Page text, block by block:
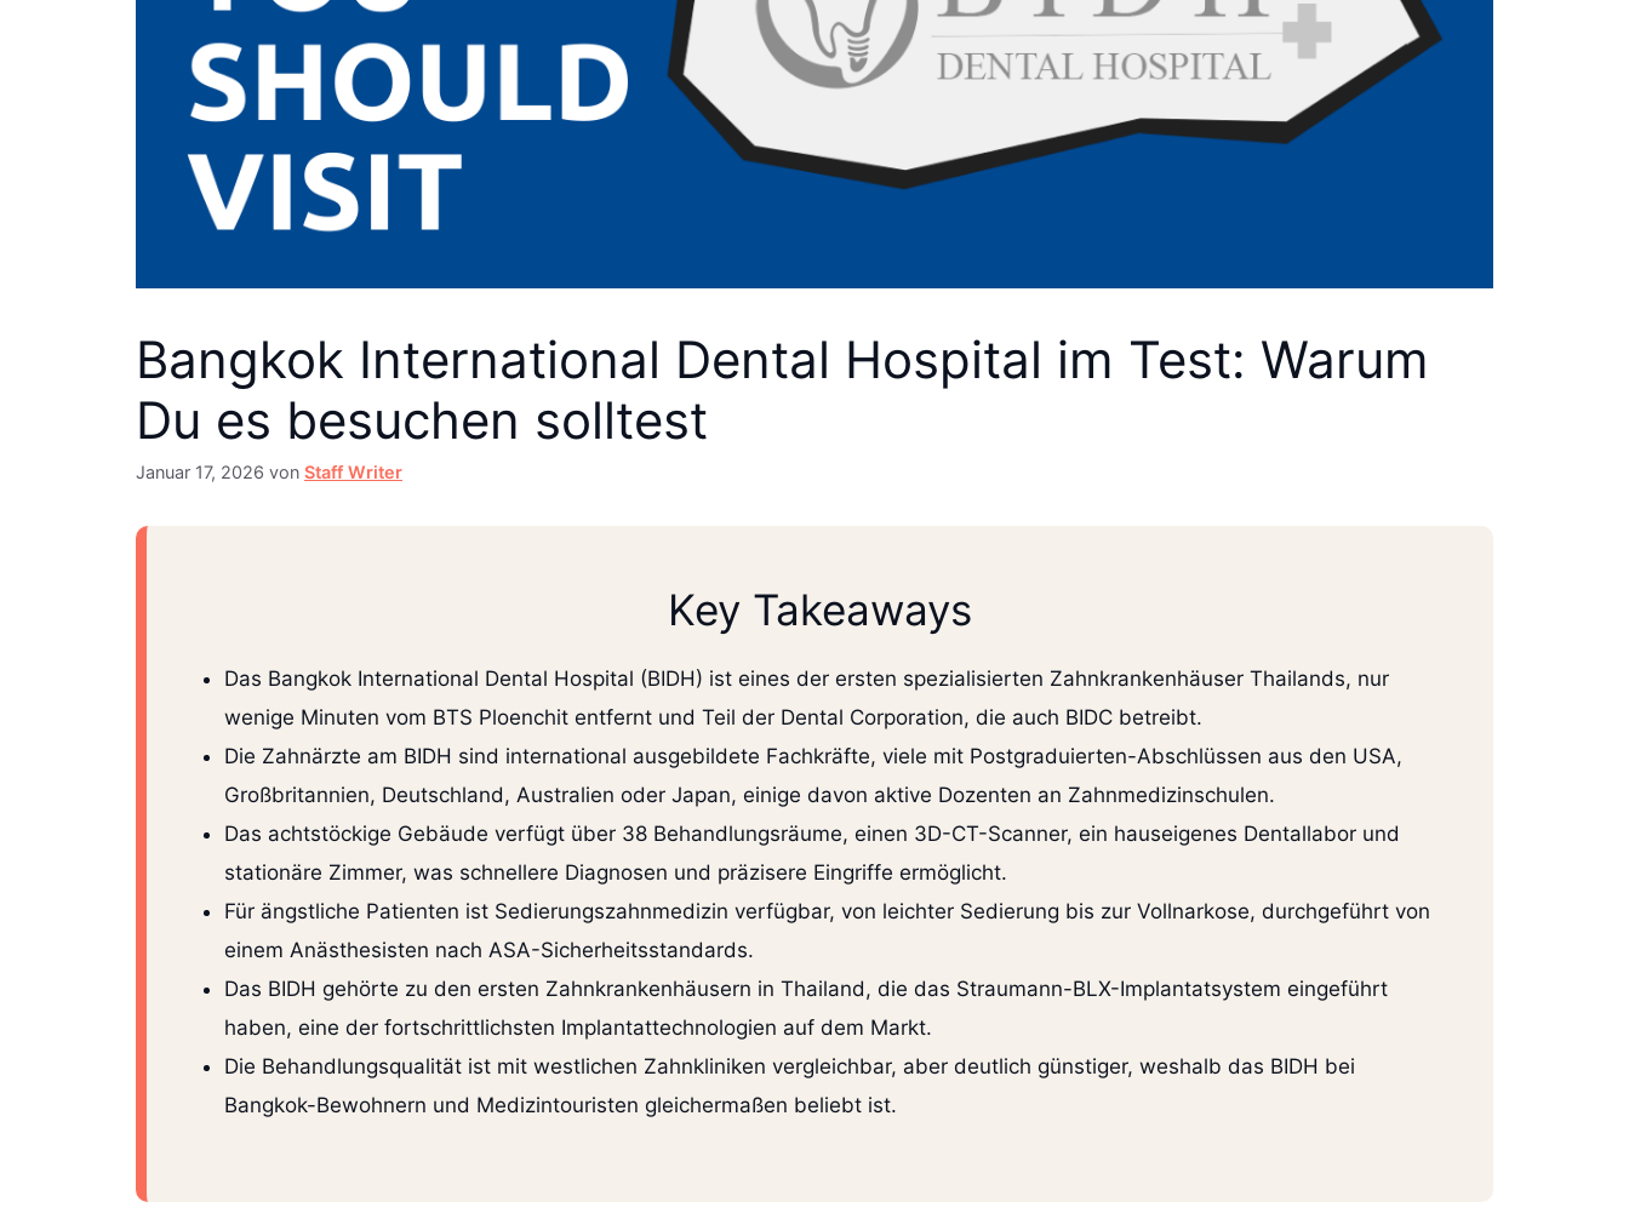
Bangkok International Dental Hospital im Test: Warum
Du es besuchen solltest
Januar 17, 2026 von Staff Writer
Key Takeaways
Das Bangkok International Dental Hospital (BIDH) ist eines der ersten spezialisierten Zahnkrankenhäuser Thailands, nur
wenige Minuten vom BTS Ploenchit entfernt und Teil der Dental Corporation, die auch BIDC betreibt.
Die Zahnärzte am BIDH sind international ausgebildete Fachkräfte, viele mit Postgraduierten-Abschlüssen aus den USA,
Großbritannien, Deutschland, Australien oder Japan, einige davon aktive Dozenten an Zahnmedizinschulen.
Das achtstöckige Gebäude verfügt über 38 Behandlungsräume, einen 3D-CT-Scanner, ein hauseigenes Dentallabor und
stationäre Zimmer, was schnellere Diagnosen und präzisere Eingriffe ermöglicht.
Für ängstliche Patienten ist Sedierungszahnmedizin verfügbar, von leichter Sedierung bis zur Vollnarkose, durchgeführt von
einem Anästhesisten nach ASA-Sicherheitsstandards.
Das BIDH gehörte zu den ersten Zahnkrankenhäusern in Thailand, die das Straumann-BLX-Implantatsystem eingeführt
haben, eine der fortschrittlichsten Implantattechnologien auf dem Markt.
Die Behandlungsqualität ist mit westlichen Zahnkliniken vergleichbar, aber deutlich günstiger, weshalb das BIDH bei
Bangkok-Bewohnern und Medizintouristen gleichermaßen beliebt ist.